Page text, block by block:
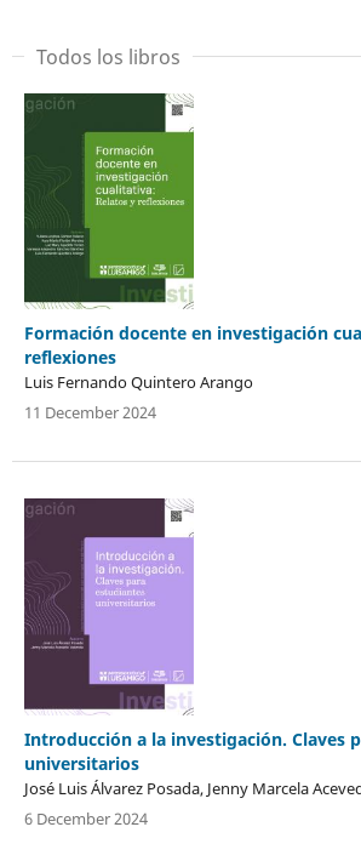
Todos los libros
Formación docente en investigación
reflexiones
Luis Fernando Quintero Arango
11 December 2024
Introducción a la investigación. Claves
universitarios
José Luis Álvarez Posada, Jenny Marcela
6 December 2024